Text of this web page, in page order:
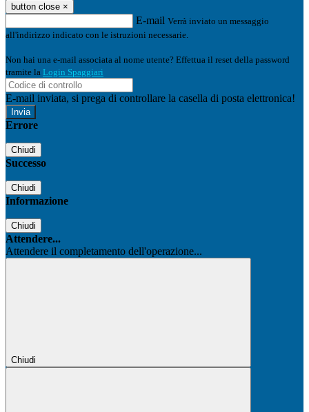
button close ×
E-mail Verrà inviato un messaggio
all'indirizzo indicato con le istruzioni necessarie.
Non hai una e-mail associata al nome utente? Effettua il reset della password
tramite la Login Spaggiari
E-mail inviata, si prega di controllare la casella di posta elettronica!
Errore
Chiudi
Successo
Chiudi
Informazione
Chiudi
Attendere...
Attendere il completamento dell'operazione...
Chiudi